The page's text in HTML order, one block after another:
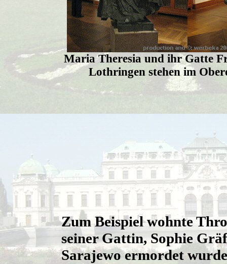
Maria Theresia und ihr Gatte
Lothringen stehen im
Zum Beispiel wohnte
seiner Gattin, Sophie
Sarajewo ermordet